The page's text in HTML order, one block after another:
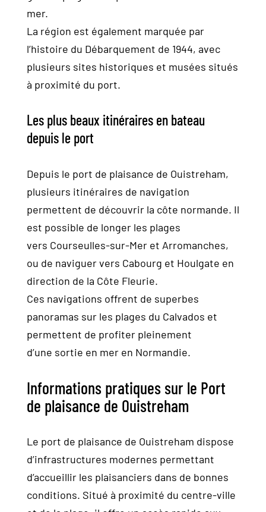
mer.
La région est également marquée par
l’histoire du Débarquement de 1944, avec
plusieurs sites historiques et musées situés
à proximité du port.
Les plus beaux itinéraires en bateau
depuis le port
Depuis le port de plaisance de Ouistreham,
plusieurs itinéraires de navigation
permettent de découvrir la côte normande. Il
est possible de longer les plages
vers Courseulles-sur-Mer et Arromanches,
ou de naviguer vers Cabourg et Houlgate en
direction de la Côte Fleurie.
Ces navigations offrent de superbes
panoramas sur les plages du Calvados et
permettent de profiter pleinement
d’une sortie en mer en Normandie.
Informations pratiques sur le Port
de plaisance de Ouistreham
Le port de plaisance de Ouistreham dispose
d’infrastructures modernes permettant
d’accueillir les plaisanciers dans de bonnes
conditions. Situé à proximité du centre-ville